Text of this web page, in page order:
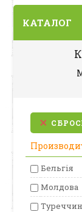
КАТАЛОГ
Бельгія
Молдова